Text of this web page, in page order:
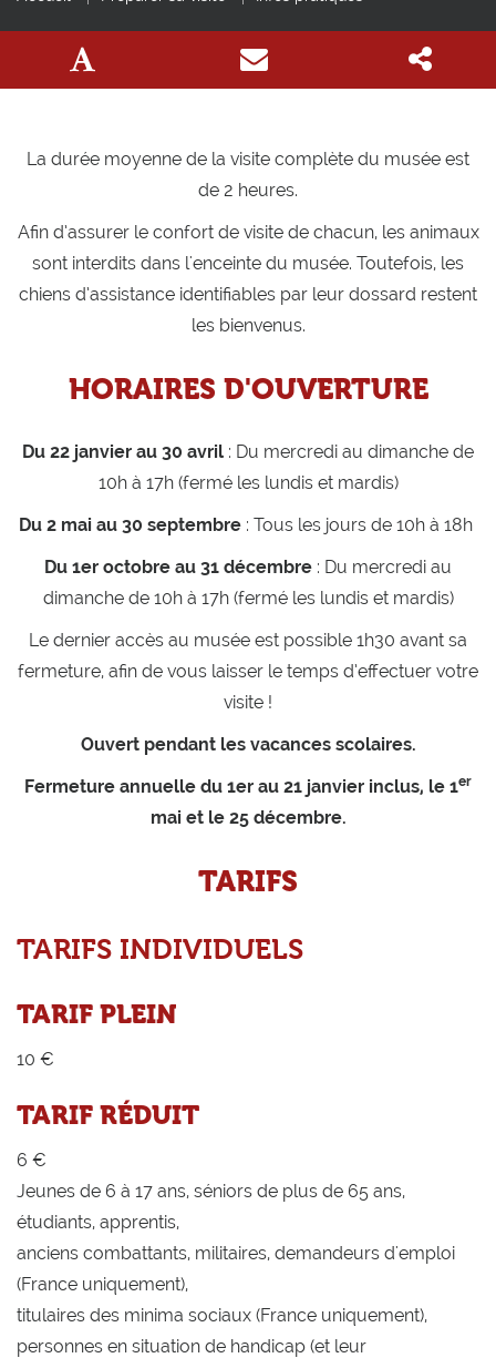
La durée moyenne de la visite complète du musée est
de 2 heures.
Afin d’assurer le confort de visite de chacun, les animaux
sont interdits dans l'enceinte du musée. Toutefois, les
chiens d’assistance identifiables par leur dossard restent
les bienvenus.
HORAIRES D'OUVERTURE
Du 22 janvier au 30 avril : Du mercredi au dimanche de
10h à 17h (fermé les lundis et mardis)
Du 2 mai au 30 septembre : Tous les jours de 10h à 18h
Du 1er octobre au 31 décembre : Du mercredi au
dimanche de 10h à 17h (fermé les lundis et mardis)
Le dernier accès au musée est possible 1h30 avant sa
fermeture, afin de vous laisser le temps d’effectuer votre
visite !
Ouvert pendant les vacances scolaires.
Fermeture annuelle du 1er au 21 janvier inclus, le 1er
mai et le 25 décembre.
TARIFS
TARIFS INDIVIDUELS
TARIF PLEIN
10 €
TARIF RÉDUIT
6 €
Jeunes de 6 à 17 ans, séniors de plus de 65 ans,
étudiants, apprentis,
anciens combattants, militaires, demandeurs d'emploi
(France uniquement),
titulaires des minima sociaux (France uniquement),
personnes en situation de handicap (et leur